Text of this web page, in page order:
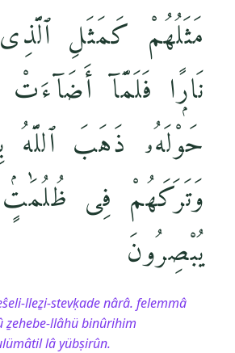
مَثَلُهُمْ كَمَثَلِ
نَارًۭا فَلَمَّآ أَضَآءَتْ
حَوْلَهُۥ ذَهَبَ ٱللَّهُ
وَتَرَكَهُمْ فِى
يُبْصِرُونَ
lleẕi-stevḳade nârâ. felemmâ
ẕehebe-llâhü binûrihim
lâ yübṣirûn.